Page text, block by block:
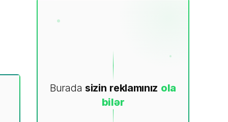
Burada sizin reklamınız ola
bilər